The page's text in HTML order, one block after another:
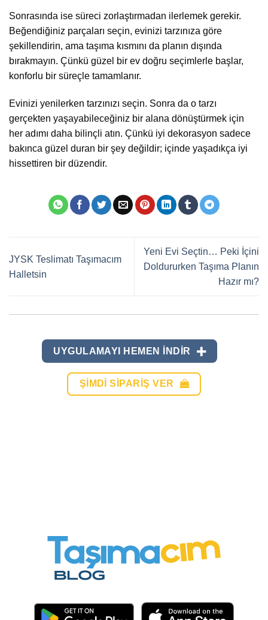
Sonrasında ise süreci zorlaştırmadan ilerlemek gerekir.
Beğendiğiniz parçaları seçin, evinizi tarzınıza göre
şekillendirin, ama taşıma kısmını da planın dışında
bırakmayın. Çünkü güzel bir ev doğru seçimlerle başlar,
konforlu bir süreçle tamamlanır.
Evinizi yenilerken tarzınızı seçin. Sonra da o tarzı
gerçekten yaşayabileceğiniz bir alana dönüştürmek için
her adımı daha bilinçli atın. Çünkü iyi dekorasyon sadece
bakınca güzel duran bir şey değildir; içinde yaşadıkça iyi
hissettiren bir düzendir.
JYSK Teslimatı Taşımacım
Halletsin
Yeni Evi Seçtin… Peki İçini
Doldururken Taşıma Planın
Hazır mı?
UYGULAMAYI HEMEN INDIR
ŞIMDI SIPARIŞ VER